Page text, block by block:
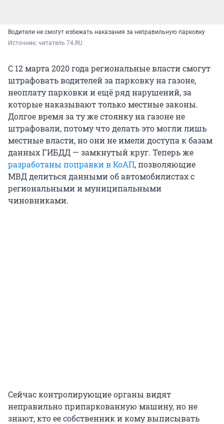
Водители не смогут избежать наказания за неправильную парковку
Источник: читатель 74.RU
С 12 марта 2020 года региональные власти смогут
штрафовать водителей за парковку на газоне,
неоплату парковки и ещё ряд нарушений, за
которые наказывают только местные законы.
Долгое время за ту же стоянку на газоне не
штрафовали, потому что делать это могли лишь
местные власти, но они не имели доступа к базам
данных ГИБДД — замкнутый круг. Теперь же
разработаны поправки в КоАП, позволяющие
МВД делиться данными об автомобилистах с
региональными и муниципальными
чиновниками.
Сейчас контролирующие органы видят
неправильно припаркованную машину, но не
знают, кто ее собственник и кому выписывать